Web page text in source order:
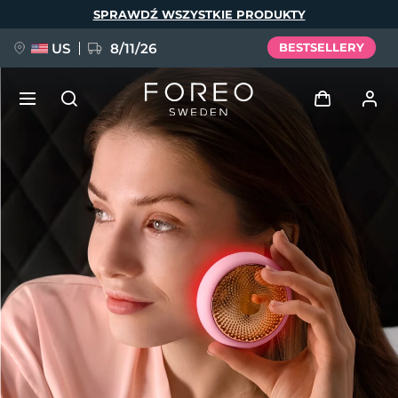
SPRAWDŹ WSZYSTKIE PRODUKTY
US 8/11/26 BESTSELLERY
Zaloguj
Profil użytkownika
Moje urządzenia
Moje zamówienia
Moje adresy
Moje subskrypcje
NOWOŚĆ
FAQ™ Pure Beauty-Tech Elixir
BREAKING NEWS
issa™ Teeth Whitening Set
Deutsch
Español
Français
Italiano
Português
Polski
Svenska
Русский
Türkçe
简体中文 繁體中文